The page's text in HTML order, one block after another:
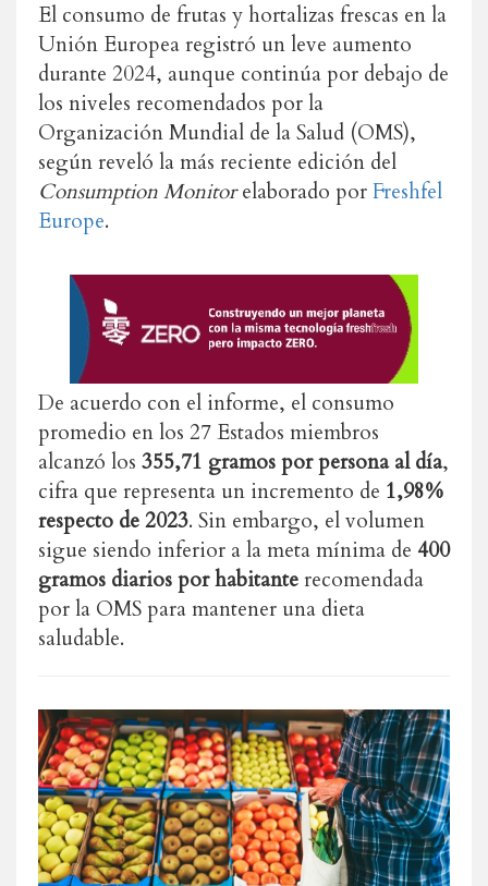
El consumo de frutas y hortalizas frescas en la
Unión Europea registró un leve aumento
durante 2024, aunque continúa por debajo de
los niveles recomendados por la
Organización Mundial de la Salud (OMS),
según reveló la más reciente edición del
Consumption Monitorelaborado porFreshfel
Europe.
De acuerdo con el informe, el consumo
promedio en los 27 Estados miembros
alcanzó los 355,71 gramos por persona al día,
cifra que representa un incremento de 1,98%
respecto de 2023. Sin embargo, el volumen
sigue siendo inferior a la meta mínima de 400
gramos diarios por habitanterecomendada
por la OMS para mantener una dieta
saludable.